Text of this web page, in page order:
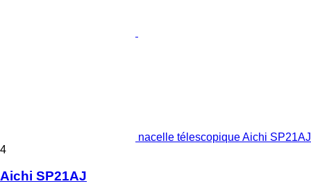
nacelle télescopique Aichi SP21AJ
4
Aichi SP21AJ